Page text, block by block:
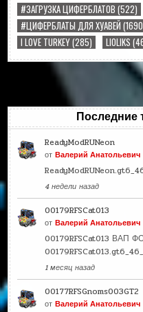
#ЗАГРУЗКА ЦИФЕРБЛАТОВ (522)
#ЦИФЕРБЛАТЫ ДЛЯ ХУАВЕЙ
I LOVE TURKEY(285) LIOLIKS
Последние
ReadyModRUNeon
отВалерий Анатольевич
4 недели назад
00179RFSCat013
отВалерий Анатольевич
00179RFSCat013 ВАП
1 месяц назад
00177RFSGnoms003GT2
отВалерий Анатольевич